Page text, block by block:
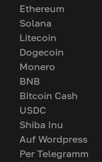
Ethereum
Solana
Litecoin
Dogecoin
Monero
BNB
Bitcoin Cash
USDC
Shiba Inu
Auf Wordpress
Per Telegramm